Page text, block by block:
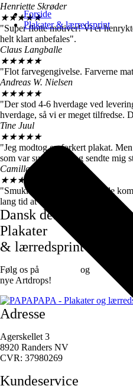
Forside
Plakater & lærredsprint
Henriette Skrøder
★★★★★
"Super flotte motiver! Vi er
helt klart anbefales".
Claus Langballe
★★★★★
"Flot farvegengivelse. Farverne
Andreas W. Nielsen
★★★★★
"Der stod 4-6 hverdage ved
hverdage, så vi er meget tilfredse.
Tine Juul
★★★★★
"Jeg modtog en forkert plakat.
som var super søde og sendte mig
Camilla Høj
★★★
"Smukke farver og motiver, de
lang tid at vente".
Dansk design
Plakater
& lærredsprint
Følg os på og instagram
nye Artdrops!
Adresse
Agerskellet 3
8920 Randers NV
CVR: 37980269
Kundeservice